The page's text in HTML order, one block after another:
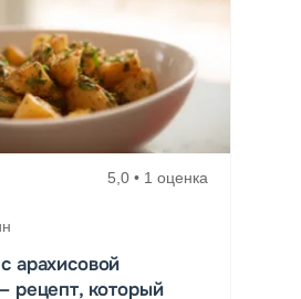
5,0 • 1 оценка
арахисовой
рецепт, который